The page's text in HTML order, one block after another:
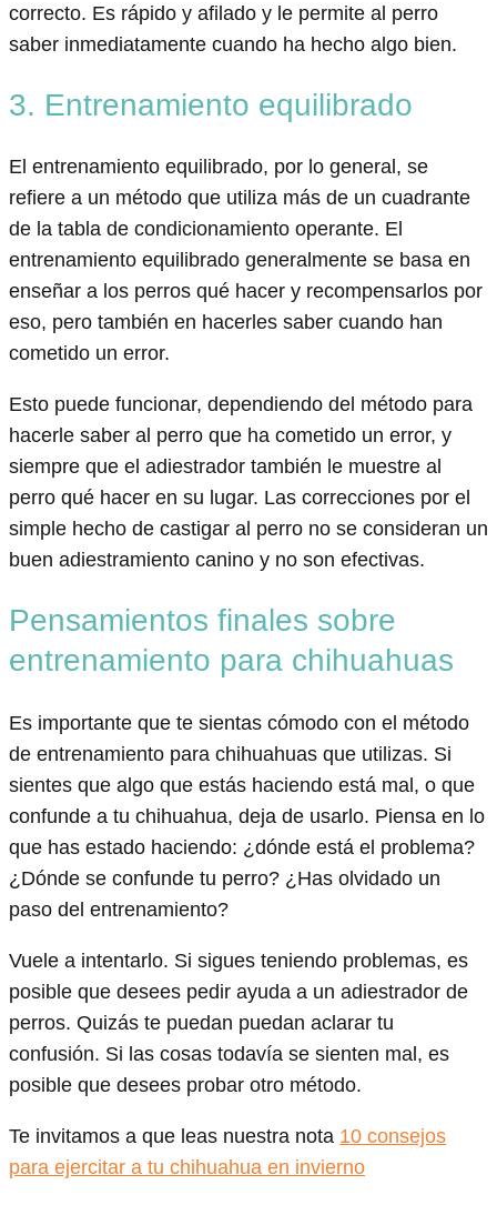
correcto. Es rápido y afilado y le permite al perro
saber inmediatamente cuando ha hecho algo bien.
3. Entrenamiento equilibrado
El entrenamiento equilibrado, por lo general, se
refiere a un método que utiliza más de un cuadrante
de la tabla de condicionamiento operante. El
entrenamiento equilibrado generalmente se basa en
enseñar a los perros qué hacer y recompensarlos por
eso, pero también en hacerles saber cuando han
cometido un error.
Esto puede funcionar, dependiendo del método para
hacerle saber al perro que ha cometido un error, y
siempre que el adiestrador también le muestre al
perro qué hacer en su lugar. Las correcciones por el
simple hecho de castigar al perro no se consideran un
buen adiestramiento canino y no son efectivas.
Pensamientos finales sobre
entrenamiento para chihuahuas
Es importante que te sientas cómodo con el método
de entrenamiento para chihuahuas que utilizas. Si
sientes que algo que estás haciendo está mal, o que
confunde a tu chihuahua, deja de usarlo. Piensa en lo
que has estado haciendo: ¿dónde está el problema?
¿Dónde se confunde tu perro? ¿Has olvidado un
paso del entrenamiento?
Vuele a intentarlo. Si sigues teniendo problemas, es
posible que desees pedir ayuda a un adiestrador de
perros. Quizás te puedan puedan aclarar tu
confusión. Si las cosas todavía se sienten mal, es
posible que desees probar otro método.
Te invitamos a que leas nuestra nota 10 consejos
para ejercitar a tu chihuahua en invierno